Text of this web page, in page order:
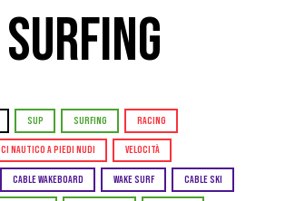
SUP SURFING RACING
NAUTICO A PIEDI NUDI VELOCITÀ
CABLE WAKEBOARD WAKE SURF CABLE SKI